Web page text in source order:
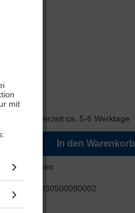
mit
Lieferzeit ca. 5-6 Werktage
In den Warenkorb
Merken
10030500090002